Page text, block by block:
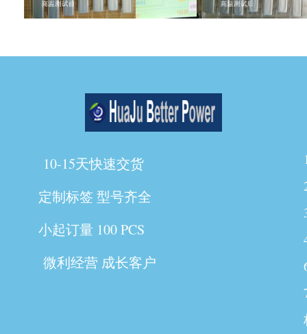
10-15天快速交货
定制标签 型号齐全
小起订量 100 PCS
微利经营 成长客户